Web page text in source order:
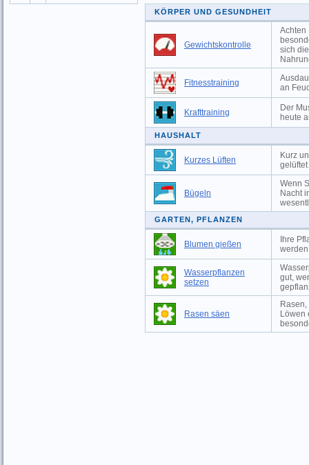
KÖRPER UND GESUNDHEIT
Gewichtskontrolle
Achten
sich
Fitnesstraining
an
Krafttraining
Der
heute
HAUSHALT
Kurzes Lüften
Kurz
Bügeln
Wenn
Nacht
GARTEN, PFLANZEN
Blumen gießen
Ihre
Wasserpflanzen
setzen
gut,
Rasen säen
Löwen